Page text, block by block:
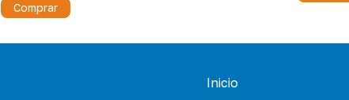
Comprar
Inicio